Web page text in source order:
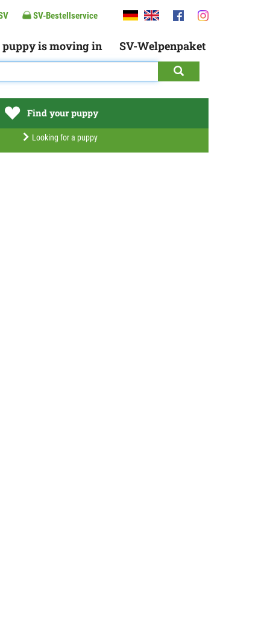
SV-Bestellservice
puppy is moving in SV-Welpenpaket
Find your puppy
Looking for a puppy